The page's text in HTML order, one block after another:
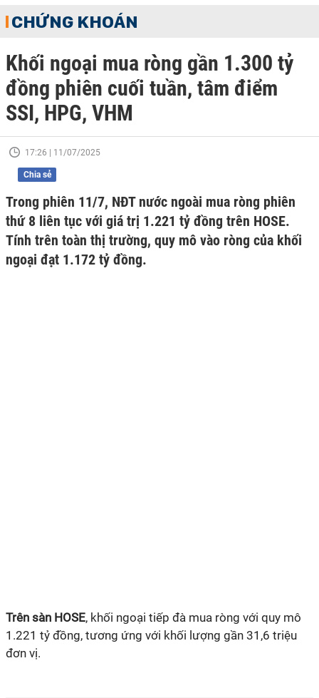
CHỨNG KHOÁN
Khối ngoại mua ròng gần 1.300 tỷ
đồng phiên cuối tuần, tâm điểm
SSI, HPG, VHM
17:26 | 11/07/2025
Chia sẻ
Trong phiên 11/7, NĐT nước ngoài mua ròng phiên
thứ 8 liên tục với giá trị 1.221 tỷ đồng trên HOSE.
Tính trên toàn thị trường, quy mô vào ròng của khối
ngoại đạt 1.172 tỷ đồng.
Trên sàn HOSE, khối ngoại tiếp đà mua ròng với quy mô
1.221 tỷ đồng, tương ứng với khối lượng gần 31,6 triệu
đơn vị.